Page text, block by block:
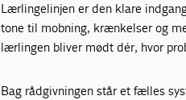
Lærlingelinjen er den klare
tone til mobning, krænkelser og
lærlingen bliver mødt dér, hvor
Bag rådgivningen står et fælles